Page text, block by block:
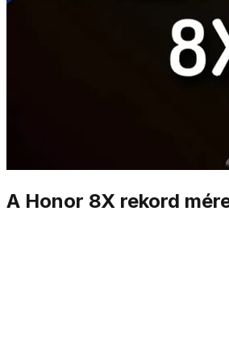
A Honor 8X rekord